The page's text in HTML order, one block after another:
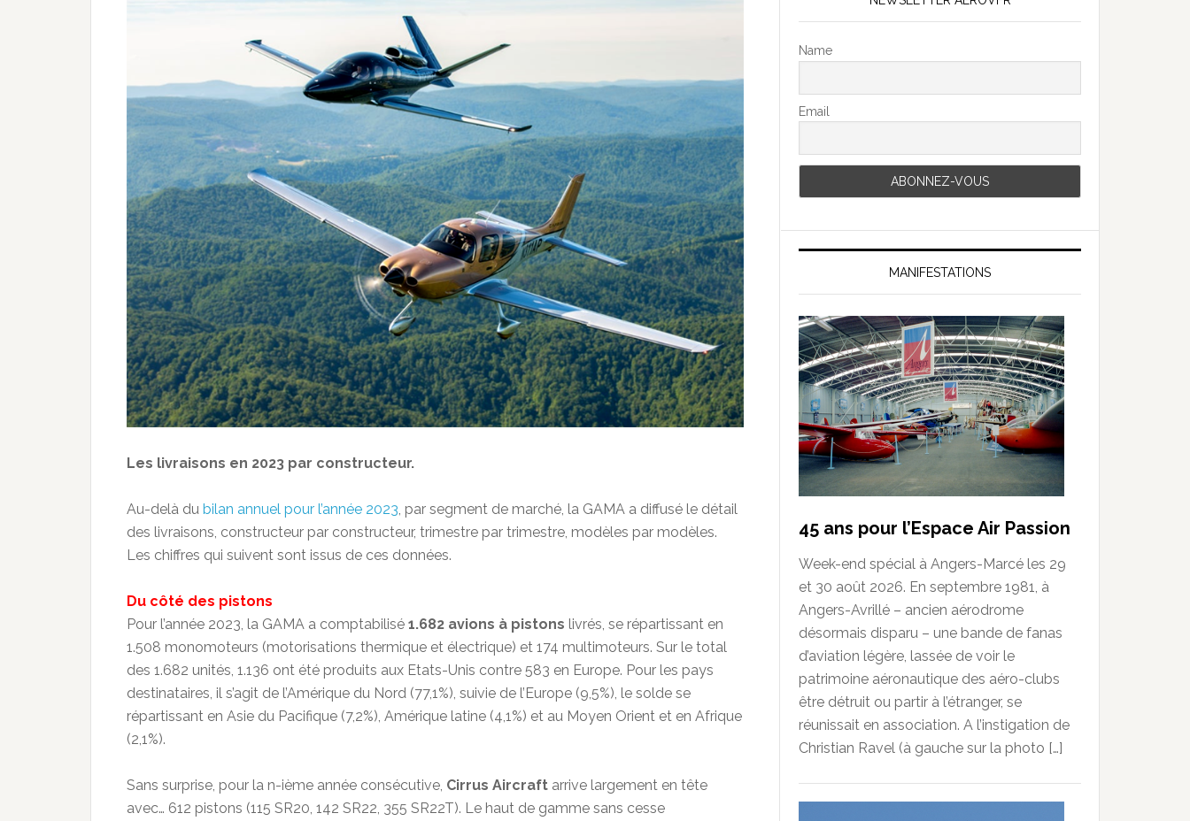
Les livraisons en 2023 par constructeur.
Au-delà du bilan annuel pour l’année 2023, par segment de marché, la GAMA a diffusé le détail
des livraisons, constructeur par constructeur, trimestre par trimestre, modèles par modèles.
Les chiffres qui suivent sont issus de ces données.
Du côté des pistons
Pour l’année 2023, la GAMA a comptabilisé 1.682 avions à pistons livrés, se répartissant en
1.508 monomoteurs (motorisations thermique et électrique) et 174 multimoteurs. Sur le total
des 1.682 unités, 1.136 ont été produits aux Etats-Unis contre 583 en Europe. Pour les pays
destinataires, il s’agit de l’Amérique du Nord (77,1%), suivie de l’Europe (9,5%), le solde se
répartissant en Asie du Pacifique (7,2%), Amérique latine (4,1%) et au Moyen Orient et en Afrique
(2,1%).
Sans surprise, pour la n-ième année consécutive, Cirrus Aircraft arrive largement en tête
avec… 612 pistons (115 SR20, 142 SR22, 355 SR22T). Le haut de gamme sans cesse
Name
Email
MANIFESTATIONS
45 ans pour l’Espace Air Passion
Week-end spécial à Angers-Marcé les 29
et 30 août 2026. En septembre 1981, à
Angers-Avrillé – ancien aérodrome
désormais disparu – une bande de fanas
d’aviation légère, lassée de voir le
patrimoine aéronautique des aéro-clubs
être détruit ou partir à l’étranger, se
réunissait en association. A l’instigation de
Christian Ravel (à gauche sur la photo […]